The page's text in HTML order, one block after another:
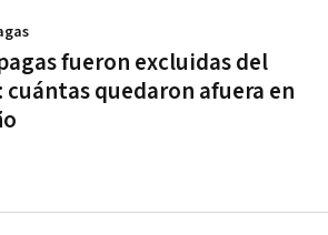
fueron excluidas del
quedaron afuera en